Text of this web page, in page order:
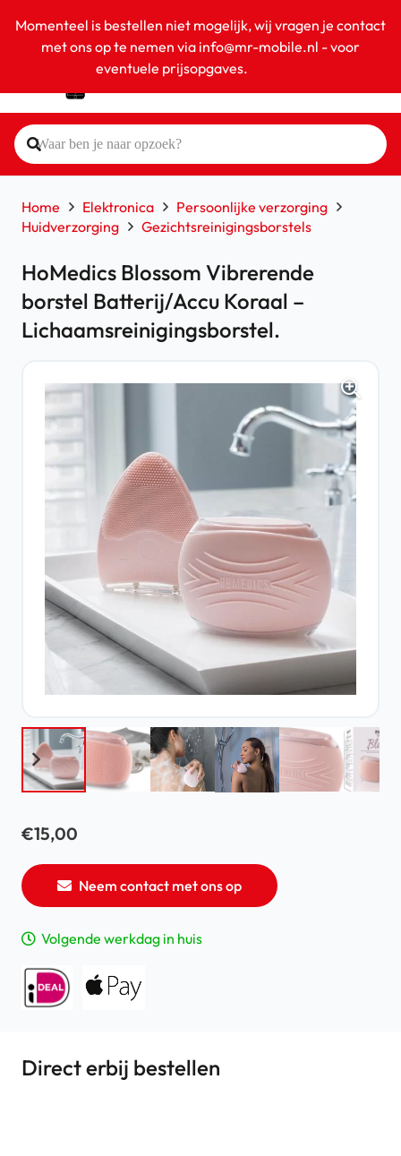
Momenteel is bestellen niet mogelijk, wij vragen je contact
met ons op te nemen via info@mr-mobile.nl - voor
eventuele prijsopgaves.
Home Elektronica
Persoonlijke verzorging
Huidverzorging
Gezichtsreinigingsborstels
HoMedics Blossom Vibrerende
borstel Batterij/Accu Koraal –
Lichaamsreinigingsborstel.
€15,00
Neem contact met ons op
Volgende werkdag in huis
Direct erbij bestellen